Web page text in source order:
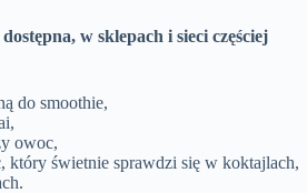
w sklepach i sieci częściej
do smoothie,
owoc,
który świetnie sprawdzi się w koktajlach,